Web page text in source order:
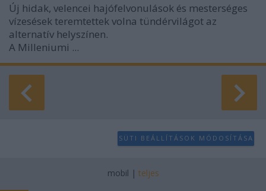
Új hidak, velencei hajófelvonulások és mesterséges
vízesések teremtettek volna tündérvilágot az
alternatív helyszínen.
A Milleniumi ...
SÜTI BEÁLLÍTÁSOK MÓDOSÍTÁSA
mobil | teljes